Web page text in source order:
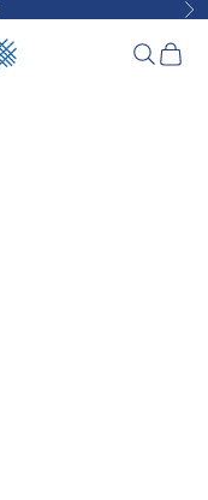
AbrirAbrir